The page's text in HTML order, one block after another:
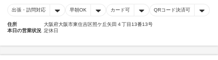
出張・訪問対応 早朝OK カード可 QRコード決済可
住所
大阪府大阪市東住吉区照ケ丘矢田４丁目13番13号
本日の営業状況 定休日